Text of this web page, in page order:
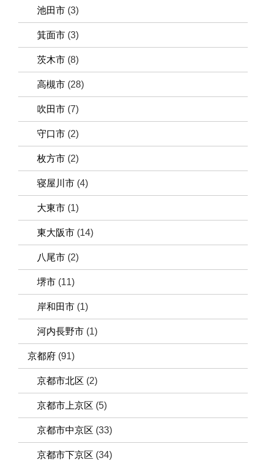
池田市 (3)
箕面市 (3)
茨木市 (8)
高槻市 (28)
吹田市 (7)
守口市 (2)
枚方市 (2)
寝屋川市 (4)
大東市 (1)
東大阪市 (14)
八尾市 (2)
堺市 (11)
岸和田市 (1)
河内長野市 (1)
京都府 (91)
京都市北区 (2)
京都市上京区 (5)
京都市中京区 (33)
京都市下京区 (34)